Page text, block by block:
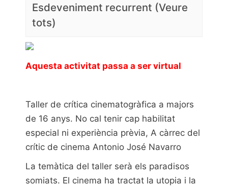
Esdeveniment recurrent (Veure
tots)
Aquesta activitat passa a ser virtual
Taller de crítica cinematogràfica a majors
de 16 anys. No cal tenir cap habilitat
especial ni experiència prèvia, A càrrec del
crític de cinema Antonio José Navarro
La temàtica del taller serà els paradisos
somiats. El cinema ha tractat la utopia i la